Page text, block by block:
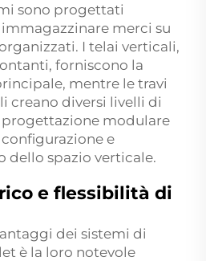
sono progettati
merci su
I telai verticali,
forniscono la
mentre le travi
creano diversi livelli di
modulare
e
dello spazio verticale.
e flessibilità di
dei sistemi di
è la loro notevole